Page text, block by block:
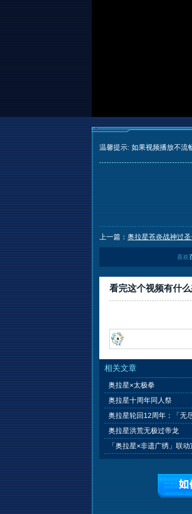
温馨提示: 如果视频播放不流
上一篇： 奥拉星苍炎战神过
喜欢
看完这个视频有什
相关文章
奥拉星×太极拳
奥拉星十周年同人祭
奥拉星洪荒无极过帝龙